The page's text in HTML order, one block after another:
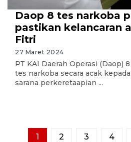
Daop 8 tes narkoba
pastikan kelancaran
Fitri
27 Maret 2024
PT KAI Daerah Operasi (Daop)
tes narkoba secara acak
sarana perkeretaapian ...
1 2 3 4